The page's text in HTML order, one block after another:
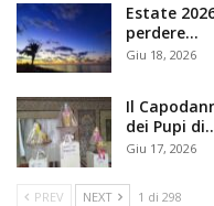
Estate
perdere…
Giu 18, 2026
Il
dei Pupi
Giu 17, 2026
PREV NEXT 1 di 298